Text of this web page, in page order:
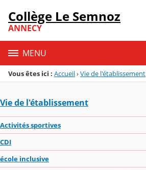
Menu de la rubrique
Contenu
Collège Le Semnoz
ANNECY
MENU
Vous êtes ici : Accueil›Vie de l'établissement
Vie de l'établissement
Activités sportives
CDI
école inclusive